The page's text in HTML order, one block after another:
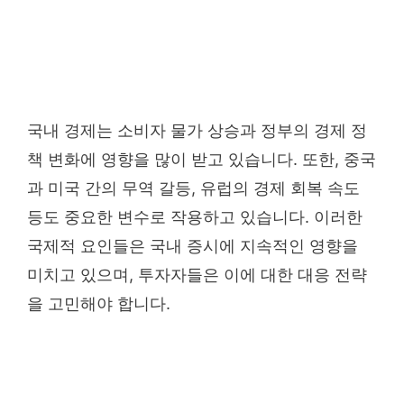
국내 경제는 소비자 물가 상승과 정부의 경제 정
책 변화에 영향을 많이 받고 있습니다. 또한, 중국
과 미국 간의 무역 갈등, 유럽의 경제 회복 속도
등도 중요한 변수로 작용하고 있습니다. 이러한
국제적 요인들은 국내 증시에 지속적인 영향을
미치고 있으며, 투자자들은 이에 대한 대응 전략
을 고민해야 합니다.